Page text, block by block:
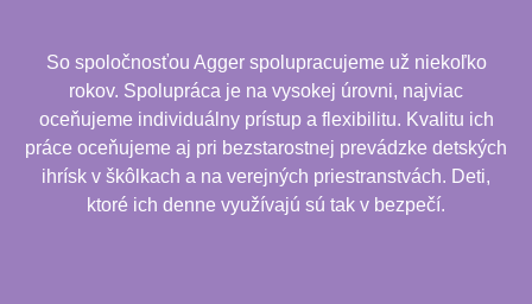
So spoločnosťou Agger spolupracujeme už niekoľko
rokov. Spolupráca je na vysokej úrovni, najviac
oceňujeme individuálny prístup a flexibilitu. Kvalitu ich
práce oceňujeme aj pri bezstarostnej prevádzke detských
ihrísk v škôlkach a na verejných priestranstvách. Deti,
ktoré ich denne využívajú sú tak v bezpečí.